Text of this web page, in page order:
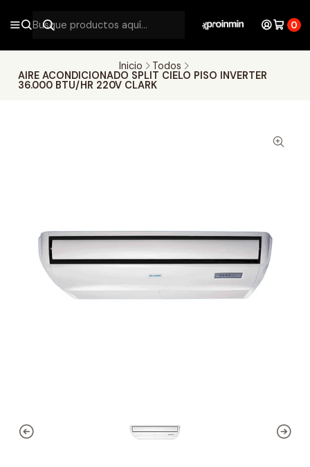
0
Inicio
Todos
AIRE ACONDICIONADO SPLIT CIELO PISO INVERTER
36.000 BTU/HR 220V CLARK